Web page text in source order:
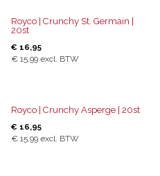
Royco | Crunchy St. Germain |
20st
€ 16,95
€ 15,99excl. BTW
Royco | Crunchy Asperge | 20st
€ 16,95
€ 15,99excl. BTW